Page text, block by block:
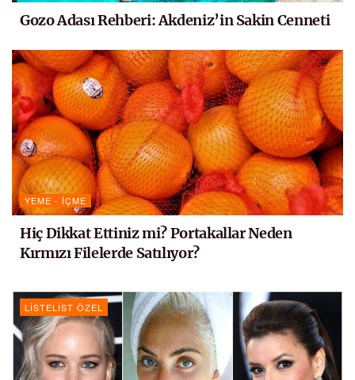
Gozo Adası Rehberi: Akdeniz’in Sakin Cenneti
YEME - İÇME
Hiç Dikkat Ettiniz mi? Portakallar Neden
Kırmızı Filelerde Satılıyor?
LISTELIST ÖZEL